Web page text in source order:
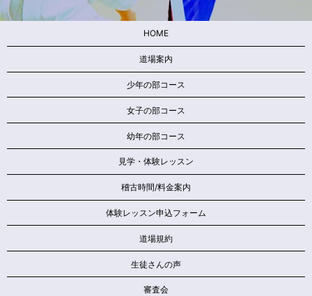
HOME
道場案内
少年の部コース
女子の部コース
幼年の部コース
見学・体験レッスン
稽古時間/料金案内
体験レッスン申込フォーム
道場規約
生徒さんの声
審査会